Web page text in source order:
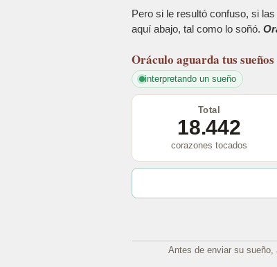
Pero si le resultó confuso, si
aquí abajo, tal como lo soñó.
Oráculo aguarda tus sueños
interpretando un sueño
Total
18.442
corazones tocados
Antes de enviar su sueño,